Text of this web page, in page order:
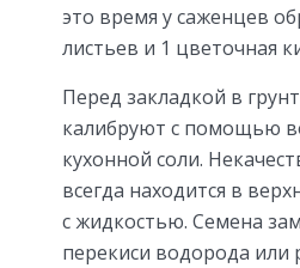
это время у саженцев
листьев и 1 цветочная
Перед закладкой в
калибруют с помощью
кухонной соли.
всегда находится в
с жидкостью. Семена
перекиси водорода или